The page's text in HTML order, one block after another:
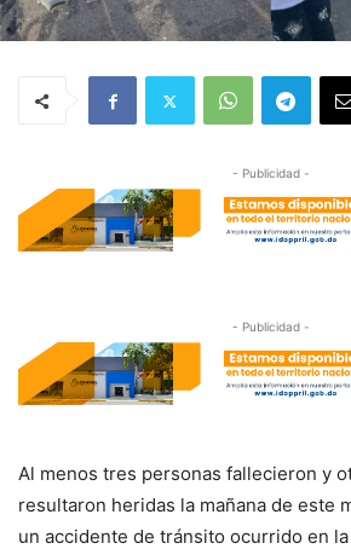
- Publicidad -
- Publicidad -
Al menos tres personas fallecieron y
resultaron heridas la mañana de este
un accidente de tránsito ocurrido en